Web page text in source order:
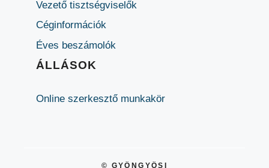
Vezető tisztségviselők
Céginformációk
Éves beszámolók
ÁLLÁSOK
Online szerkesztő munkakör
© GYÖNGYÖSI